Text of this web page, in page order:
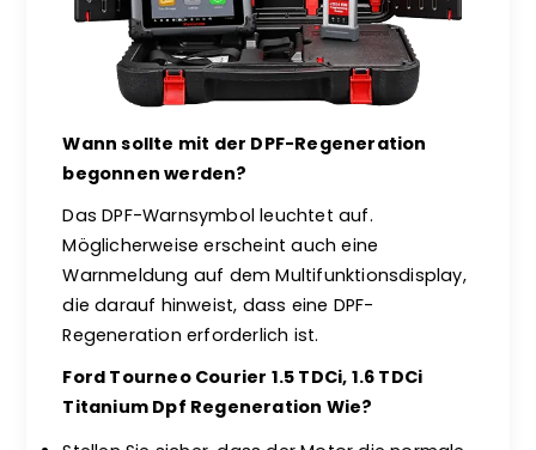
Wann sollte mit der DPF-Regeneration
begonnen werden?
Das DPF-Warnsymbol leuchtet auf.
Möglicherweise erscheint auch eine
Warnmeldung auf dem Multifunktionsdisplay,
die darauf hinweist, dass eine DPF-
Regeneration erforderlich ist.
Ford Tourneo Courier 1.5 TDCi, 1.6 TDCi
Titanium Dpf Regeneration Wie?